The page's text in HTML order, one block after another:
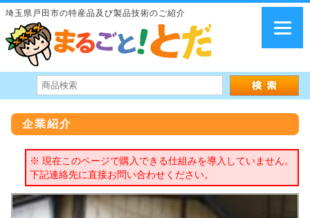
埼玉県戸田市の特産品及び製品技術のご紹介
企業紹介
※ 現在このページで購入できる仕組みを導入していません。
下記連絡先に直接お問い合わせください。